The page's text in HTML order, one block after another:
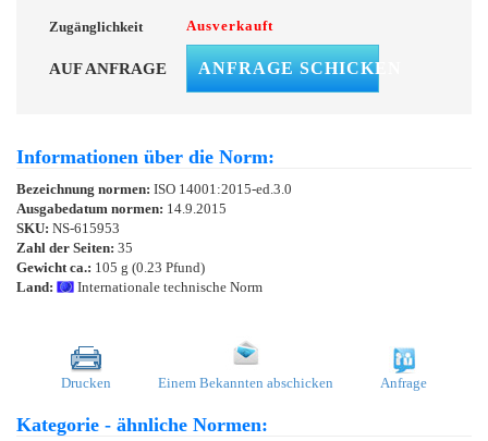
Zugänglichkeit Ausverkauft
AUF ANFRAGE ANFRAGE SCHICKEN
Informationen über die Norm:
Bezeichnung normen: ISO 14001:2015-ed.3.0
Ausgabedatum normen: 14.9.2015
SKU: NS-615953
Zahl der Seiten: 35
Gewicht ca.: 105 g (0.23 Pfund)
Land:
Internationale technische Norm
Drucken Einem Bekannten abschicken Anfrage
Kategorie - ähnliche Normen: